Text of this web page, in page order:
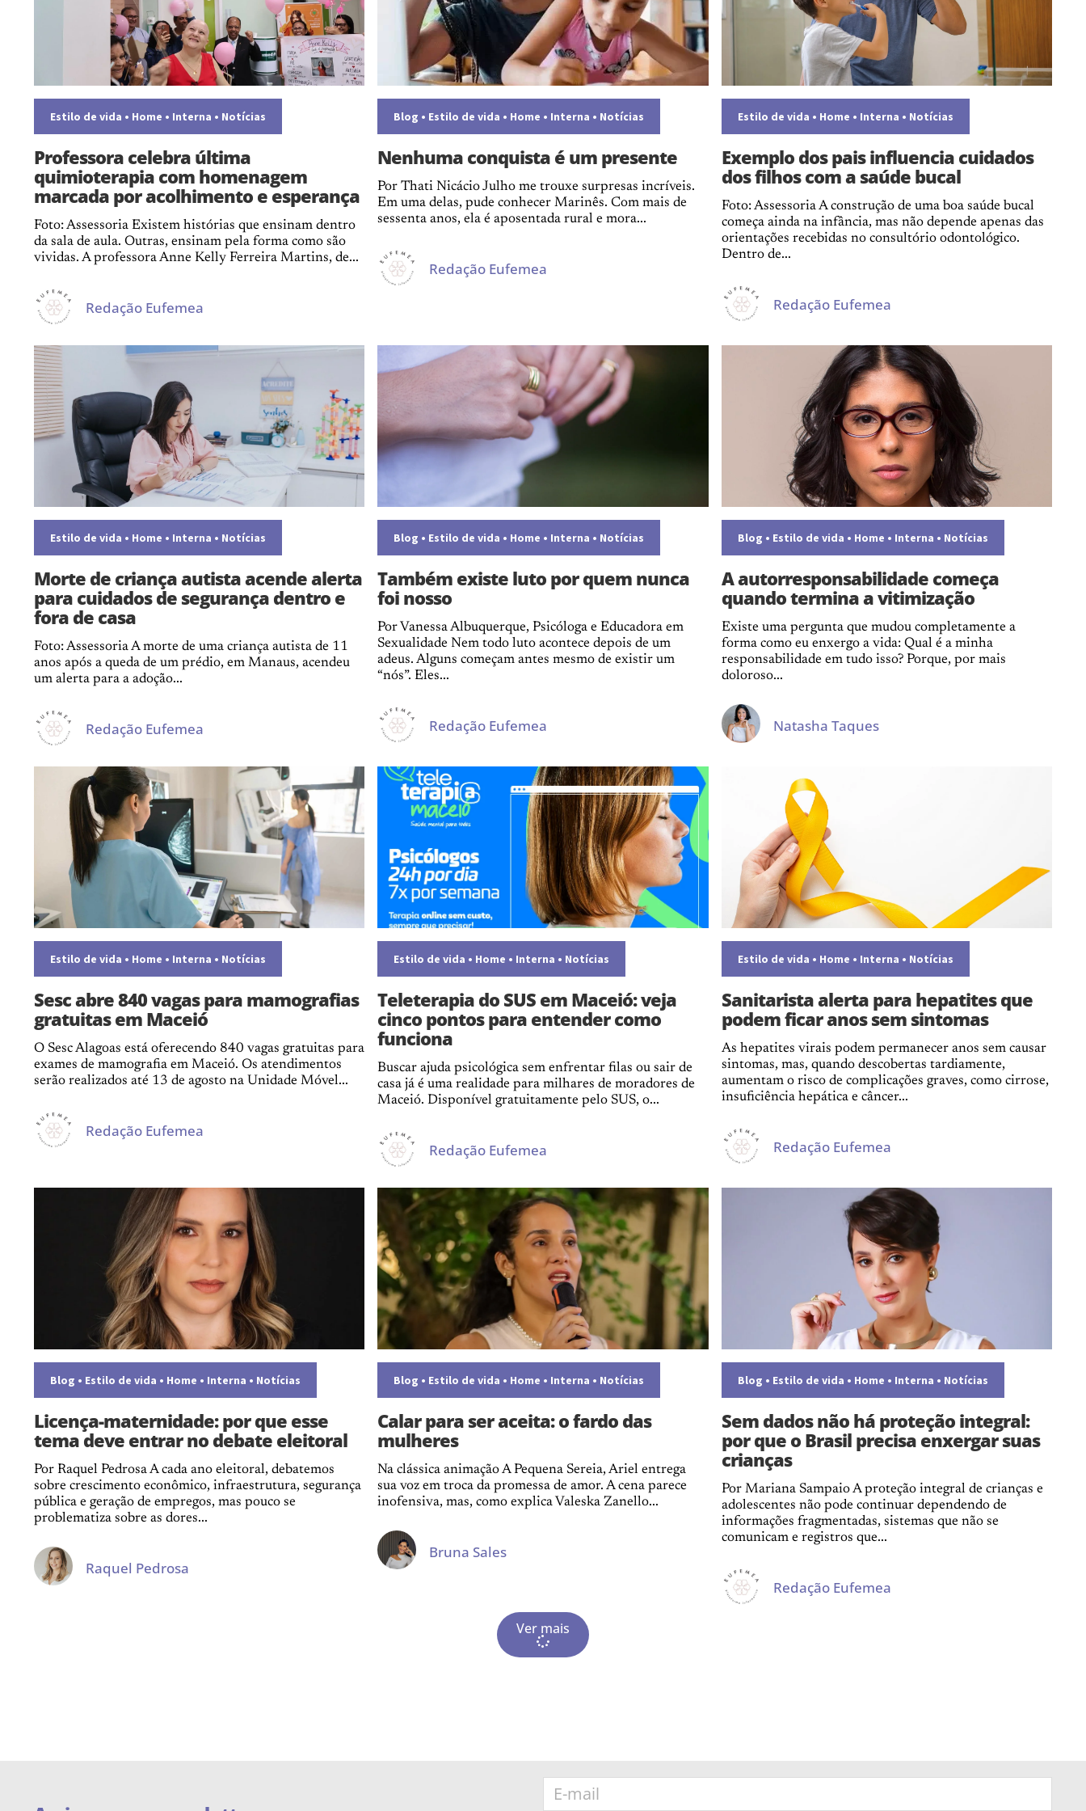
Estilo de vida • Home • Interna • Notícias
Professora celebra última
quimioterapia com homenagem
marcada por acolhimento e esperança
Foto: Assessoria Existem histórias que ensinam dentro
da sala de aula. Outras, ensinam pela forma como são
vividas. A professora Anne Kelly Ferreira Martins, de...
Redação Eufemea
Blog • Estilo de vida • Home • Interna • Notícias
Nenhuma conquista é um presente
Por Thati Nicácio Julho me trouxe surpresas incríveis.
Em uma delas, pude conhecer Marinês. Com mais de
sessenta anos, ela é aposentada rural e mora...
Redação Eufemea
Estilo de vida • Home • Interna • Notícias
Exemplo dos pais influencia cuidados
dos filhos com a saúde bucal
Foto: Assessoria A construção de uma boa saúde bucal
começa ainda na infância, mas não depende apenas das
orientações recebidas no consultório odontológico.
Dentro de...
Redação Eufemea
Estilo de vida • Home • Interna • Notícias
Morte de criança autista acende alerta
para cuidados de segurança dentro e
fora de casa
Foto: Assessoria A morte de uma criança autista de 11
anos após a queda de um prédio, em Manaus, acendeu
um alerta para a adoção...
Redação Eufemea
Blog • Estilo de vida • Home • Interna • Notícias
Também existe luto por quem nunca
foi nosso
Por Vanessa Albuquerque, Psicóloga e Educadora em
Sexualidade Nem todo luto acontece depois de um
adeus. Alguns começam antes mesmo de existir um
“nós”. Eles...
Redação Eufemea
Blog • Estilo de vida • Home • Interna • Notícias
A autorresponsabilidade começa
quando termina a vitimização
Existe uma pergunta que mudou completamente a
forma como eu enxergo a vida: Qual é a minha
responsabilidade em tudo isso? Porque, por mais
doloroso...
Natasha Taques
Estilo de vida • Home • Interna • Notícias
Sesc abre 840 vagas para mamografias
gratuitas em Maceió
O Sesc Alagoas está oferecendo 840 vagas gratuitas para
exames de mamografia em Maceió. Os atendimentos
serão realizados até 13 de agosto na Unidade Móvel...
Redação Eufemea
Estilo de vida • Home • Interna • Notícias
Teleterapia do SUS em Maceió: veja
cinco pontos para entender como
funciona
Buscar ajuda psicológica sem enfrentar filas ou sair de
casa já é uma realidade para milhares de moradores de
Maceió. Disponível gratuitamente pelo SUS, o...
Redação Eufemea
Estilo de vida • Home • Interna • Notícias
Sanitarista alerta para hepatites que
podem ficar anos sem sintomas
As hepatites virais podem permanecer anos sem causar
sintomas, mas, quando descobertas tardiamente,
aumentam o risco de complicações graves, como cirrose,
insuficiência hepática e câncer...
Redação Eufemea
Blog • Estilo de vida • Home • Interna • Notícias
Licença-maternidade: por que esse
tema deve entrar no debate eleitoral
Por Raquel Pedrosa A cada ano eleitoral, debatemos
sobre crescimento econômico, infraestrutura, segurança
pública e geração de empregos, mas pouco se
problematiza sobre as dores...
Raquel Pedrosa
Blog • Estilo de vida • Home • Interna • Notícias
Calar para ser aceita: o fardo das
mulheres
Na clássica animação A Pequena Sereia, Ariel entrega
sua voz em troca da promessa de amor. A cena parece
inofensiva, mas, como explica Valeska Zanello...
Bruna Sales
Blog • Estilo de vida • Home • Interna • Notícias
Sem dados não há proteção integral:
por que o Brasil precisa enxergar suas
crianças
Por Mariana Sampaio A proteção integral de crianças e
adolescentes não pode continuar dependendo de
informações fragmentadas, sistemas que não se
comunicam e registros que...
Redação Eufemea
Ver mais